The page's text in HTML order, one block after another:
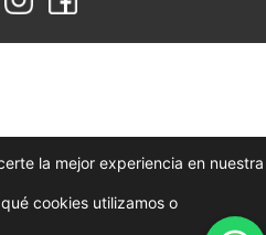
la mejor experiencia en nuestra
cookies utilizamos o